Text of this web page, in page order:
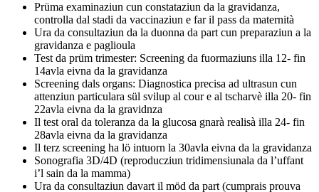
Prüma examinaziun cun constataziun da la gravidanza,
controlla dal stadi da vaccinaziun e far il pass da maternità
Ura da consultaziun da la duonna da part cun preparaziun a la
gravidanza e paglioula
Test da prüm trimester: Screening da fuormaziuns illa 12- fin
14avla eivna da la gravidanza
Screening dals organs: Diagnostica precisa ad ultrasun cun
attenziun particulara sül svilup al cour e al tscharvè illa 20- fin
22avla eivna da la gravidnza
Il test oral da toleranza da la glucosa gnarà realisà illa 24- fin
28avla eivna da la gravidanza
Il terz screening ha lö intuorn la 30avla eivna da la gravidanza
Sonografia 3D/4D (reproducziun tridimensiunala da l’uffant
i’l sain da la mamma)
Ura da consultaziun davart il möd da part (cumprais prouva